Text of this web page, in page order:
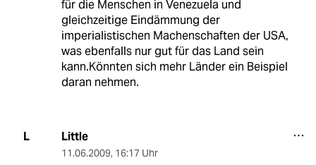
für die Menschen in Venezuela und
gleichzeitige Eindämmung der
imperialistischen Machenschaften der USA,
was ebenfalls nur gut für das Land sein
kann.Könnten sich mehr Länder ein Beispiel
daran nehmen.
L Little
11.06.2009, 16:17 Uhr